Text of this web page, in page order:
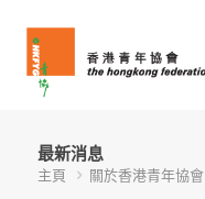
最新消息
主頁 關於香港青年協會